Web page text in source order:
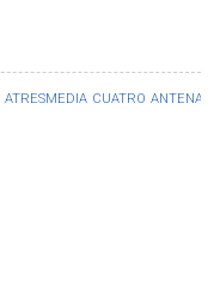
ATRESMEDIA CUATRO ANTENA 3